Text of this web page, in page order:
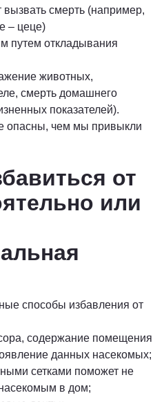
смерть (например,
– цеце)
путем откладывания
животных,
смерть домашнего
показателей).
опасны, чем мы привыкли
от
или
способы избавления от
содержание помещения
данных насекомых;
сетками поможет не
в дом;